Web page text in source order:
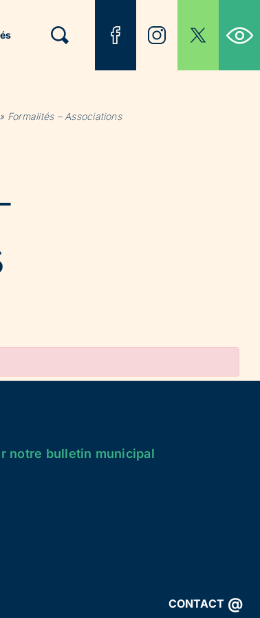
CONTACT @
Formalités – Associations
notre bulletin municipal